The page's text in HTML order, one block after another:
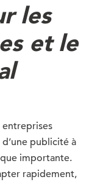
les
et le
publicité à
importante.
rapidement,